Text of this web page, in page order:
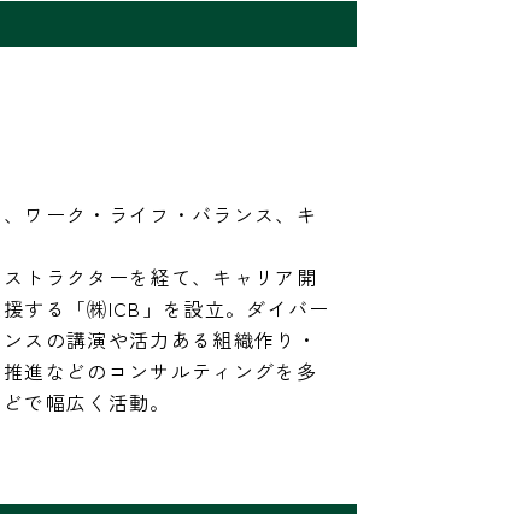
ワーク・ライフ・バランス、キ
トラクターを経て、キャリア開
する「㈱ICB」を設立。ダイバー
スの講演や活力ある組織作り・
進などのコンサルティングを多
で幅広く活動。